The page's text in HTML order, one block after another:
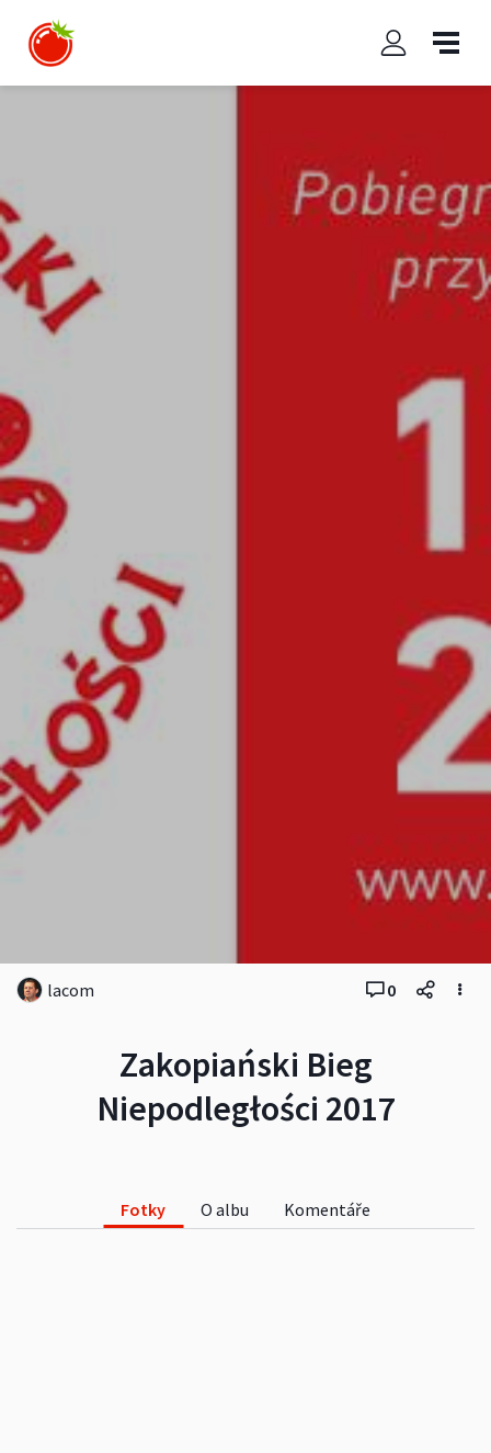
Zakopiański Bieg
Niepodległości 2017
lacom 0
Fotky O albu Komentáře